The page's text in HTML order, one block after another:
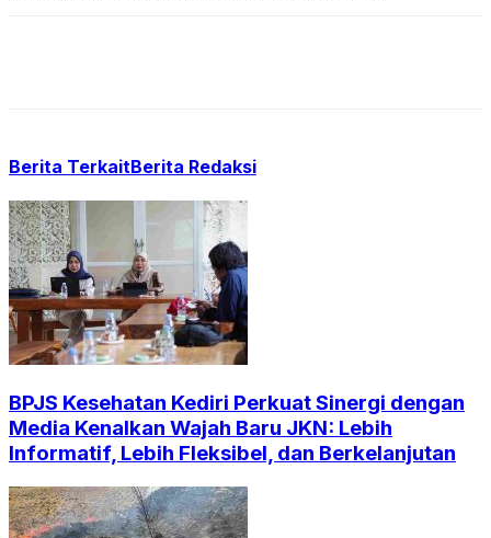
Berita TerkaitBerita Redaksi
BPJS Kesehatan Kediri Perkuat Sinergi dengan
Media Kenalkan Wajah Baru JKN: Lebih
Informatif, Lebih Fleksibel, dan Berkelanjutan